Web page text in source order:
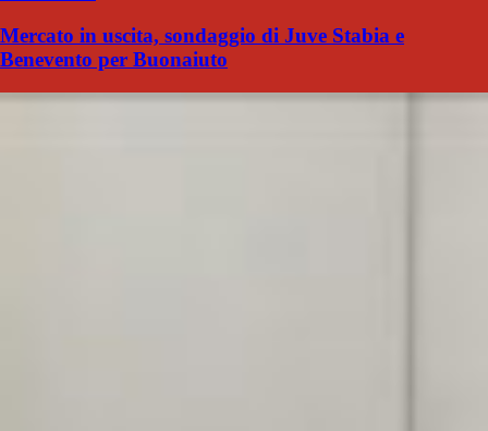
Mercato in uscita, sondaggio di Juve Stabia e
Benevento per Buonaiuto